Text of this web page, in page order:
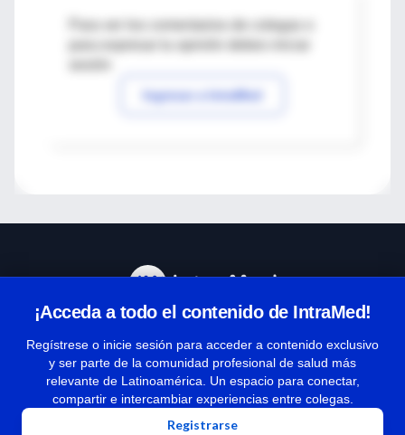
Para ver los comentarios de colegas o
Ingresar a IntraMed
¡Acceda a todo el contenido de IntraMed!
Regístrese o inicie sesión para acceder a contenido exclusivo
y ser parte de la comunidad profesional de salud más
relevante de Latinoamérica. Un espacio para conectar,
compartir e intercambiar experiencias entre colegas.
Registrarse
Términos y condiciones
| Políticas de privacidad
| Todos los derechos reservados | Copyright 1997-2026